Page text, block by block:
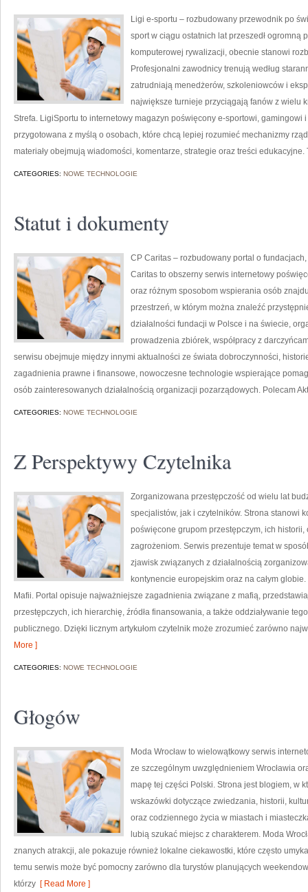
Ligi e-sportu – rozbudowany przewodnik po
sport w ciągu ostatnich lat przeszedł ogromną
komputerowej rywalizacji, obecnie stanowi
Profesjonalni zawodnicy trenują według
zatrudniają menedżerów, szkoleniowców i
największe turnieje przyciągają fanów z wielu
Strefa. LigiSportu to internetowy magazyn poświęcony e-sportowi, gamingowi
przygotowana z myślą o osobach, które chcą lepiej rozumieć mechanizmy
materiały obejmują wiadomości, komentarze, strategie oraz treści edukacyjne.
CATEGORIES: NOWE TECHNOLOGIE
Statut i dokumenty
CP Caritas – rozbudowany portal o
Caritas to obszerny serwis internetowy
oraz różnym sposobom wspierania osób
przestrzeń, w którym można znaleźć
działalności fundacji w Polsce i na świecie,
prowadzenia zbiórek, współpracy z
serwisu obejmuje między innymi aktualności ze świata dobroczynności,
zagadnienia prawne i finansowe, nowoczesne technologie wspierające
osób zainteresowanych działalnością organizacji pozarządowych. Polecam
CATEGORIES: NOWE TECHNOLOGIE
Z Perspektywy Czytelnika
Zorganizowana przestępczość od wielu lat
specjalistów, jak i czytelników. Strona stanowi
poświęcone grupom przestępczym, ich historii,
zagrożeniom. Serwis prezentuje temat w
zjawisk związanych z działalnością
kontynencie europejskim oraz na całym
Mafii. Portal opisuje najważniejsze zagadnienia związane z mafią,
przestępczych, ich hierarchię, źródła finansowania, a także oddziaływanie
publicznego. Dzięki licznym artykułom czytelnik może zrozumieć zarówno
More ]
CATEGORIES: NOWE TECHNOLOGIE
Głogów
Moda Wrocław to wielowątkowy serwis
ze szczególnym uwzględnieniem Wrocławia
mapę tej części Polski. Strona jest blogiem, w
wskazówki dotyczące zwiedzania, historii,
oraz codziennego życia w miastach i
lubią szukać miejsc z charakterem. Moda
znanych atrakcji, ale pokazuje również lokalne ciekawostki, które często
temu serwis może być pomocny zarówno dla turystów planujących
którzy [ Read More ]